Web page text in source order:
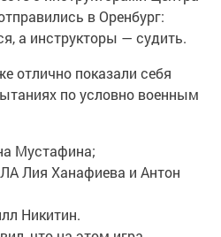
в Оренбург:
а инструкторы — судить.
отлично показали себя
по условно военным
Мустафина;
Лия Ханафиева и Антон
Никитин.